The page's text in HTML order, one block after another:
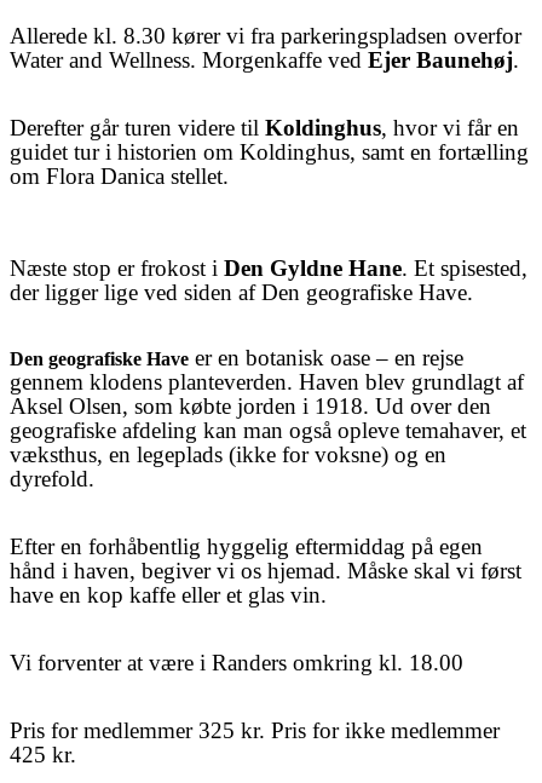
Allerede kl. 8.30 kører vi fra parkeringspladsen overfor
Water and Wellness. Morgenkaffe ved Ejer Baunehøj.
Derefter går turen videre til Koldinghus, hvor vi får en
guidet tur i historien om Koldinghus, samt en fortælling
om Flora Danica stellet.
Næste stop er frokost i Den Gyldne Hane. Et spisested,
der ligger lige ved siden af Den geografiske Have.
Den geografiske Have er en botanisk oase – en rejse
gennem klodens planteverden. Haven blev grundlagt af
Aksel Olsen, som købte jorden i 1918. Ud over den
geografiske afdeling kan man også opleve temahaver, et
væksthus, en legeplads (ikke for voksne) og en
dyrefold.
Efter en forhåbentlig hyggelig eftermiddag på egen
hånd i haven, begiver vi os hjemad. Måske skal vi først
have en kop kaffe eller et glas vin.
Vi forventer at være i Randers omkring kl. 18.00
Pris for medlemmer 325 kr. Pris for ikke medlemmer
425 kr.